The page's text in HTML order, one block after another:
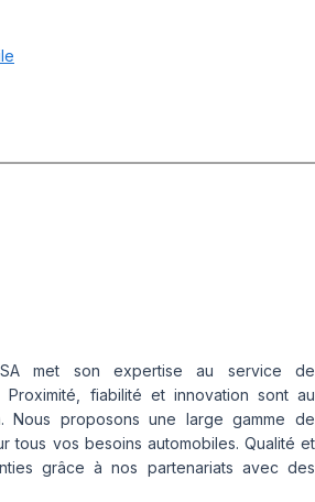
met son expertise au service de
Proximité, fiabilité et innovation sont au
proposons une large gamme de
tous vos besoins automobiles. Qualité et
grâce à nos partenariats avec des